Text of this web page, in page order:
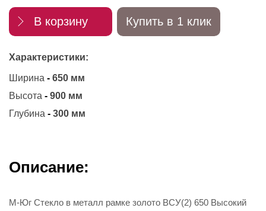
В корзину Купить в 1 клик
Характеристики:
Ширина - 650 мм
Высота - 900 мм
Глубина - 300 мм
Описание:
М-Юг Стекло в металл рамке золото ВСУ(2) 650 Высокий